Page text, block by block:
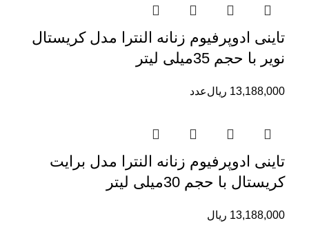
تاینی ادوپرفیوم زنانه النترا مدل کریستال
نویر با حجم 35میلی لیتر
13,188,000 ریالعدد
تاینی ادوپرفیوم زنانه النترا مدل برایت
کریستال با حجم 30میلی لیتر
13,188,000 ریال